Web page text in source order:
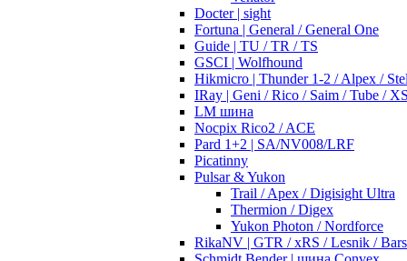
Docter | sight
Fortuna | General / General One
Guide | TU / TR / TS
GSCI | Wolfhound
Hikmicro | Thunder 1-2 / Alpex /
IRay | Geni / Rico / Saim / Tube /
LM шина
Nocpix Rico2 / ACE
Pard 1+2 | SA/NV008/LRF
Picatinny
Pulsar & Yukon
Trail / Apex / Digisight Ultra
Thermion / Digex
Yukon Photon / Nordforce
RikaNV | GTR / xRS / Lesnik /